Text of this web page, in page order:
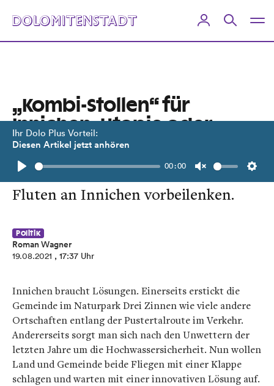
Ihr Dolo Plus Vorteil:
Diesen Artikel jetzt anhören
Play
00:00
Unmute
„Kombi-Stollen“ für
Innichen: Utopie oder
Quantensprung?
Ein Tunnel soll Verkehrsströme und
Fluten an Innichen vorbeilenken.
Politik
Roman Wagner
19.08.2021 , 17:37 Uhr
Innichen braucht Lösungen. Einerseits erstickt die
Gemeinde im Naturpark Drei Zinnen wie viele andere
Ortschaften entlang der Pustertalroute im Verkehr.
Andererseits sorgt man sich nach den Unwettern der
letzten Jahre um die Hochwassersicherheit. Nun wollen
Land und Gemeinde beide Fliegen mit einer Klappe
schlagen und warten mit einer innovativen Lösung auf.